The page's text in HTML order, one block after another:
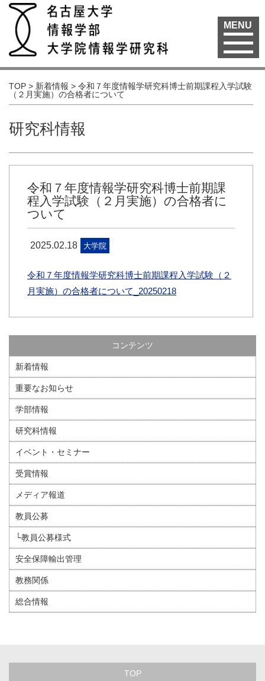
MENU
TOP > 新着情報 > 令和７年度情報学研究科博士前期課程入学試験
（２月実施）の合格者について
研究科情報
令和７年度情報学研究科博士前期課
程入学試験（２月実施）の合格者に
ついて
2025.02.18 大学院
令和７年度情報学研究科博士前期課程入学試験（２
月実施）の合格者について_20250218
コンテンツ
新着情報
重要なお知らせ
学部情報
研究科情報
イベント・セミナー
受賞情報
メディア報道
教員公募
└教員公募様式
安全保障輸出管理
教務関係
総合情報
TOP